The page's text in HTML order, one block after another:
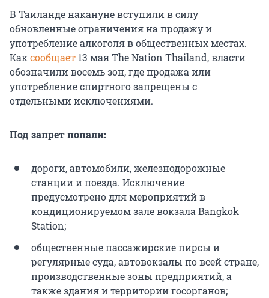
В Таиланде накануне вступили в силу
обновленные ограничения на продажу и
употребление алкоголя в общественных местах.
Каксообщает 13 мая The Nation Thailand, власти
обозначили восемь зон, где продажа или
употребление спиртного запрещены с
отдельными исключениями.
Под запрет попали:
дороги, автомобили, железнодорожные
станции и поезда. Исключение
предусмотрено для мероприятий в
кондиционируемом зале вокзала Bangkok
Station;
общественные пассажирские пирсы и
регулярные суда, автовокзалы по всей стране,
производственные зоны предприятий, а
также здания и территории госорганов;